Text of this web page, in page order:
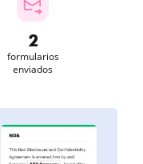
2
formularios
enviados